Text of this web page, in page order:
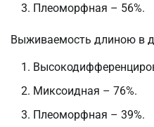
Плеоморфная – 56%.
Выживаемость длиною в
Миксоидная – 76%.
Плеоморфная – 39%.